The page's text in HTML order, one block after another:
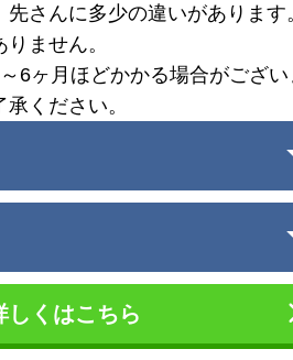
先さんに多少の違いがあります
ません。
6ヶ月ほどかかる場合がござい
ください。
しくはこちら